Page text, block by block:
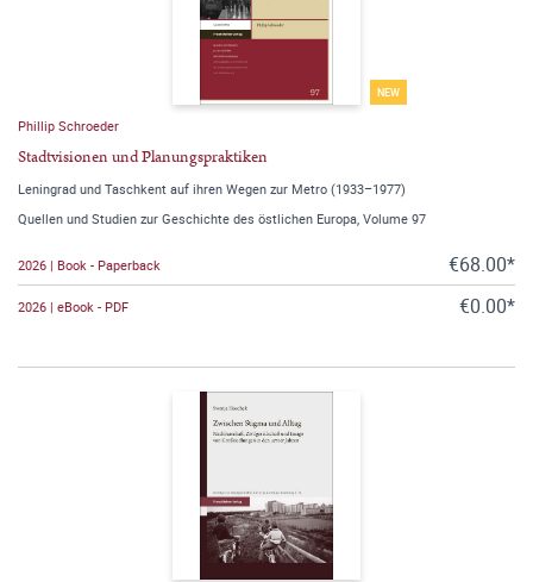
NEW
Phillip Schroeder
Stadtvisionen und Planungspraktiken
Leningrad und Taschkent auf ihren Wegen zur Metro (1933–1977)
Quellen und Studien zur Geschichte des östlichen Europa, Volume 97
2026 | Book - Paperback €68.00*
2026 | eBook - PDF €0.00*